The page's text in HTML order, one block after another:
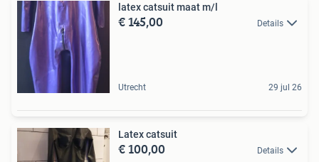
latex catsuit maat m/l
€ 145,00 Details
Utrecht 29 jul 26
Latex catsuit
€ 100,00 Details